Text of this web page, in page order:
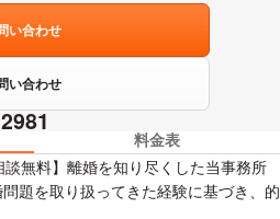
い合わせ
い合わせ
料金表
無料】離婚を知り尽くした当事務所
題を取り扱ってきた経験に基づき、的
を